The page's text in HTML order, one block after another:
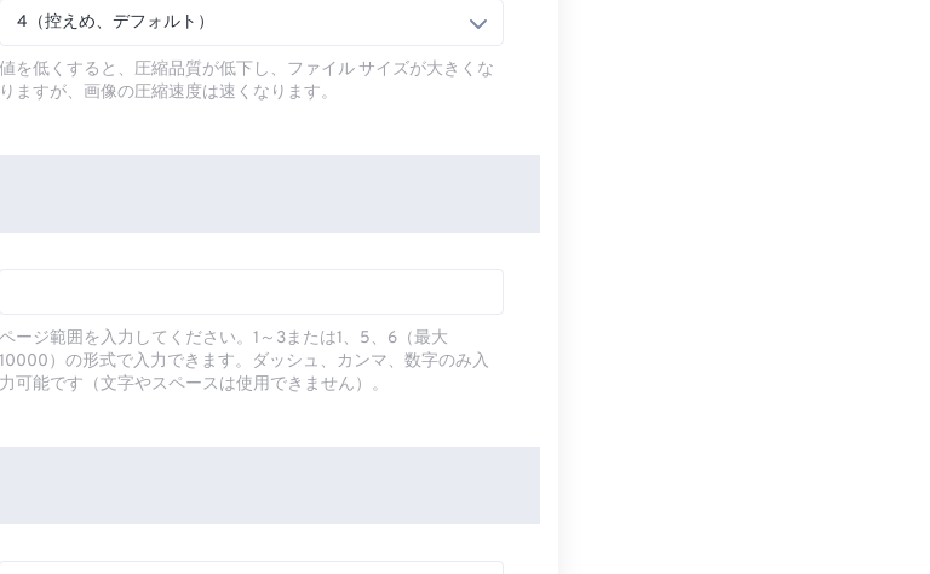
4（控えめ、デフォルト）
値を低くすると、圧縮品質が低下し、ファイル サイズが大きくな
りますが、画像の圧縮速度は速くなります。
ページ範囲を入力してください。1～3または1、5、6（最大
10000）の形式で入力できます。ダッシュ、カンマ、数字のみ入
力可能です（文字やスペースは使用できません）。